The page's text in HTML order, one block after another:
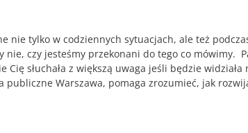
nie tylko w codziennych sytuacjach, ale też
nie, czy jesteśmy przekonani do tego co
słuchała z większą uwaga jeśli będzie
Warszawa, pomaga zrozumieć, jak